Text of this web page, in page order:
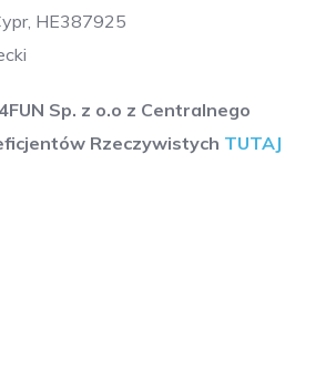
HE387925
Sp. z o.o z Centralnego
Rzeczywistych TUTAJ